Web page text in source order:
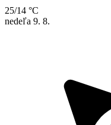
25/14 °C
nedeľa 9. 8.